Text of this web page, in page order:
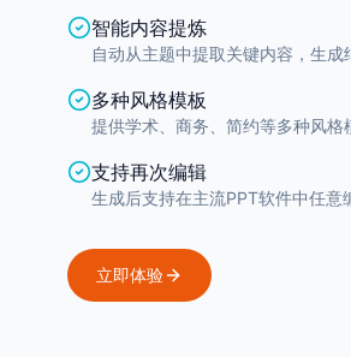
智能内容提炼
自动从主题中提取关键内容，生成
多种风格模板
提供学术、商务、简约等多种风格
支持再次编辑
生成后支持在主流PPT软件中任意
立即体验